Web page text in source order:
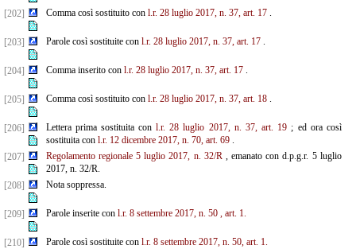
[202] Comma così sostituito con l.r. 28 luglio 2017, n. 37, art. 17.
[203] Parole così sostituite con l.r. 28 luglio 2017, n. 37, art. 17.
[204] Comma inserito con l.r. 28 luglio 2017, n. 37, art. 17.
[205] Comma così sostituito con l.r. 28 luglio 2017, n. 37, art. 18.
[206] Lettera prima sostituita conl.r. 28 luglio 2017, n. 37, art. 19 ; ed ora così
sostituita con l.r. 12 dicembre 2017, n. 70, art. 69.
[207]
Regolamento regionale 5 luglio 2017, n. 32/R, emanato con d.p.g.r. 5 luglio
2017, n. 32/R.
[208]
Nota soppressa.
[209] Parole inserite con l.r. 8 settembre 2017, n. 50 , art. 1.
[210] Parole così sostituite con l.r. 8 settembre 2017, n. 50, art. 1.